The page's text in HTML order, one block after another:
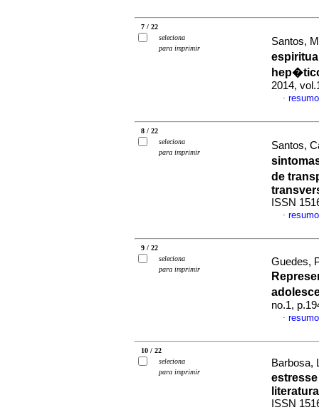
7 / 22
seleciona
para imprimir
Santos,
2014,
·
8 / 22
seleciona
para imprimir
Santos,
de
ISSN
·
9 / 22
seleciona
para imprimir
Guedes,
no.1,
·
10 / 22
seleciona
para imprimir
Barbosa,
literatura
ISSN